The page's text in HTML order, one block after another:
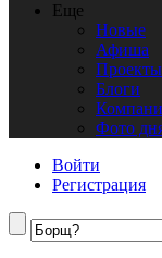
Еще
Новые
Афиша
Проекты
Блоги
Фото
Войти
Регистрация